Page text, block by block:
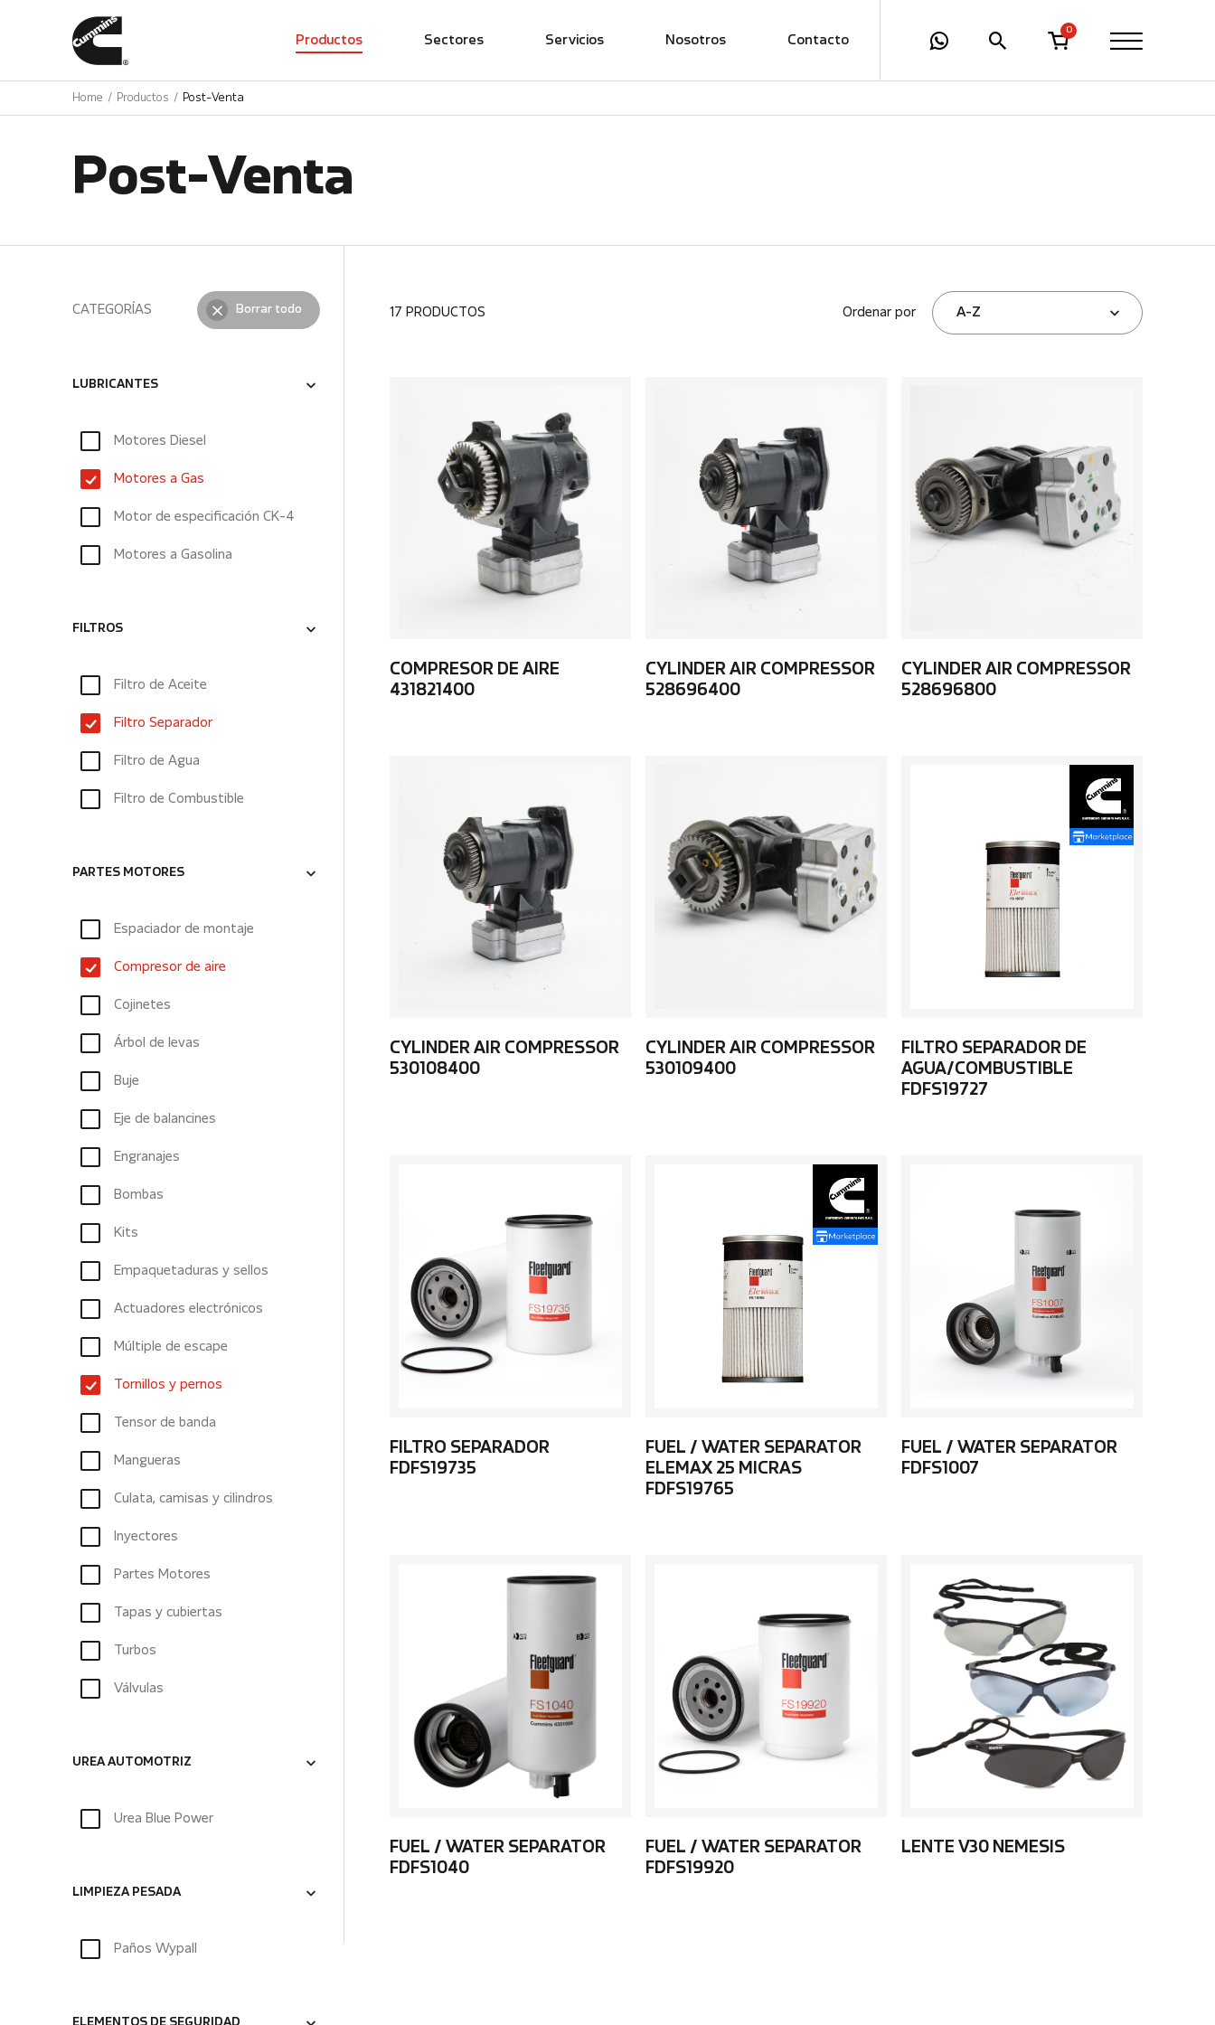
Productos Sectores Servicios Nosotros Contacto
0
Home Productos Post-Venta
Post-Venta
CATEGORÍAS Borrar todo
LUBRICANTES
Motores Diesel
Motores a Gas
Motor de especificación CK-4
Motores a Gasolina
FILTROS
Filtro de Aceite
Filtro Separador
Filtro de Agua
Filtro de Combustible
PARTES MOTORES
Espaciador de montaje
Compresor de aire
Cojinetes
Árbol de levas
Buje
Eje de balancines
Engranajes
Bombas
Kits
Empaquetaduras y sellos
Actuadores electrónicos
Múltiple de escape
Tornillos y pernos
Tensor de banda
Mangueras
Culata, camisas y cilindros
Inyectores
Partes Motores
Tapas y cubiertas
Turbos
Válvulas
UREA AUTOMOTRIZ
Urea Blue Power
LIMPIEZA PESADA
Paños Wypall
17 PRODUCTOS Ordenar por A-Z
COMPRESOR DE AIRE
431821400
CYLINDER AIR COMPRESSOR
528696400
CYLINDER AIR COMPRESSOR
528696800
CYLINDER AIR COMPRESSOR
530108400
CYLINDER AIR COMPRESSOR
530109400
FILTRO SEPARADOR DE
AGUA/COMBUSTIBLE
FDFS19727
FILTRO SEPARADOR
FDFS19735
FUEL / WATER SEPARATOR
ELEMAX 25 MICRAS
FDFS19765
FUEL / WATER SEPARATOR
FDFS1007
FUEL / WATER SEPARATOR
FDFS1040
FUEL / WATER SEPARATOR
FDFS19920
LENTE V30 NEMESIS